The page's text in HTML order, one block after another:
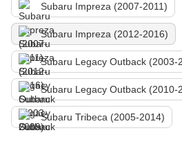
Subaru Impreza (2007-2011)
Subaru Impreza (2012-2016)
Subaru Legacy Outback (2003-
Subaru Legacy Outback (2010-
Subaru Tribeca (2005-2014)